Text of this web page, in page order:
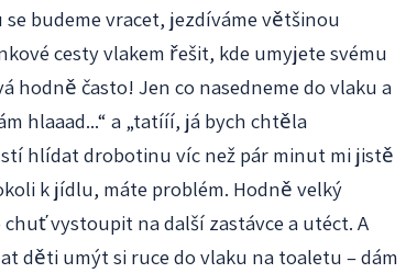
budeme vracet, jezdíváme většinou
cesty vlakem řešit, kde umyjete svému
hodně často! Jen co nasedneme do vlaku a
hlaaad...“ a „tatííí, já bych chtěla
hlídat drobotinu víc než pár minut mi jistě
k jídlu, máte problém. Hodně velký
vystoupit na další zastávce a utéct. A
děti umýt si ruce do vlaku na toaletu – dám